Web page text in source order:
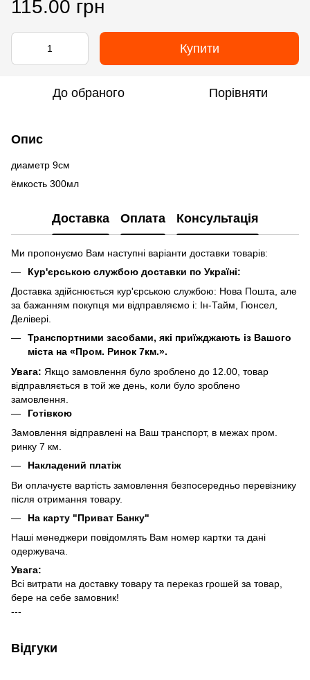
115.00 грн
Купити
До обраного Порівняти
Опис
диаметр 9см
ёмкость 300мл
Доставка Оплата Консультація
Ми пропонуємо Вам наступні варіанти доставки товарів:
Кур'єрською службою доставки по Україні:
Доставка здійснюється кур'єрською службою: Нова Пошта, але
за бажанням покупця ми відправляємо і: Ін-Тайм, Гюнсел,
Делівері.
Транспортними засобами, які приїжджають із Вашого
міста на «Пром. Ринок 7км.».
Увага: Якщо замовлення було зроблено до 12.00, товар
відправляється в той же день, коли було зроблено
замовлення.
Готівкою
Замовлення відправлені на Ваш транспорт, в межах пром.
ринку 7 км.
Накладений платіж
Ви оплачуєте вартість замовлення безпосередньо перевізнику
після отримання товару.
На карту "Приват Банку"
Наші менеджери повідомлять Вам номер картки та дані
одержувача.
Увага:
Всі витрати на доставку товару та переказ грошей за товар,
бере на себе замовник!
---
Відгуки